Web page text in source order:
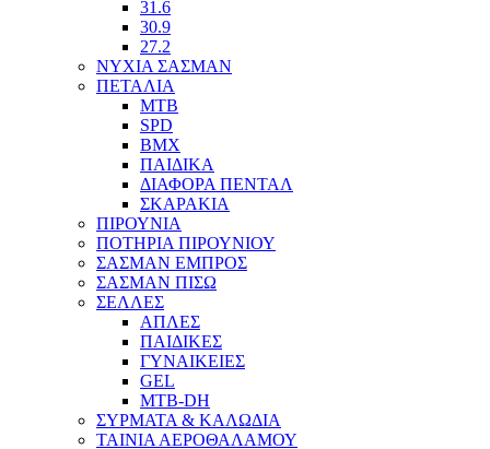
31.6
30.9
27.2
ΝΥΧΙΑ ΣΑΣΜΑΝ
ΠΕΤΑΛΙΑ
MTB
SPD
BMX
ΠΑΙΔΙΚΑ
ΔΙΑΦΟΡΑ ΠΕΝΤΑΛ
ΣΚΑΡΑΚΙΑ
ΠΙΡΟΥΝΙΑ
ΠΟΤΗΡΙΑ ΠΙΡΟΥΝΙΟΥ
ΣΑΣΜΑΝ ΕΜΠΡΟΣ
ΣΑΣΜΑΝ ΠΙΣΩ
ΣΕΛΛΕΣ
ΑΠΛΕΣ
ΠΑΙΔΙΚΕΣ
ΓΥΝΑΙΚΕΙΕΣ
GEL
MTB-DH
ΣΥΡΜΑΤΑ & ΚΑΛΩΔΙΑ
ΤΑΙΝΙΑ ΑΕΡΟΘΑΛΑΜΟΥ